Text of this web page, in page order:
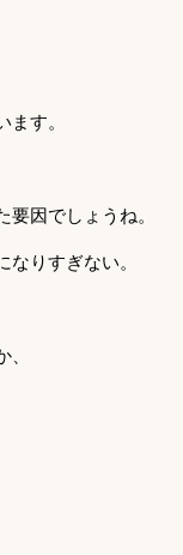
す。
因でしょうね。
りすぎない。